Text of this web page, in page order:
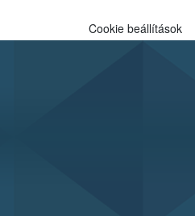
Cookie beállítások